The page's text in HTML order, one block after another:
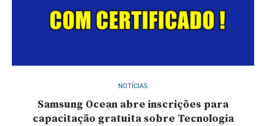
NOTÍCIAS
Samsung Ocean abre inscrições para
capacitação gratuita sobre Tecnologia